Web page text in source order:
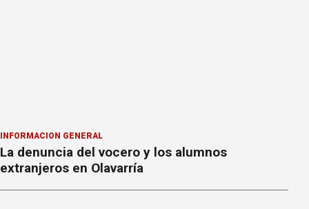
INFORMACION GENERAL
La denuncia del vocero y los alumnos
extranjeros en Olavarría